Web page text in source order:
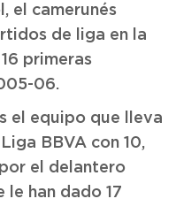
el camerunés
de liga en la
primeras
06.
el equipo que lleva
BBVA con 10,
el delantero
le han dado 17